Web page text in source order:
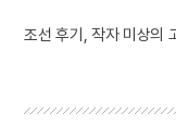
조선 후기, 작자 미상의